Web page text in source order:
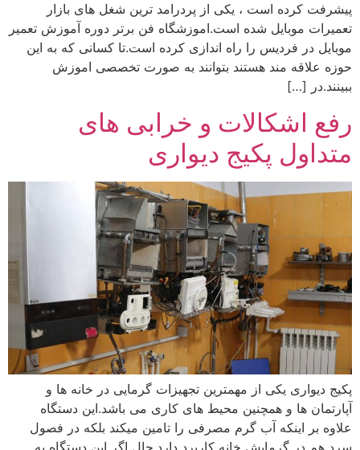
پیشرفت کرده است ، یکی از پردرامد ترین شغل های بازار
تعمیرات موبایل شده است.اموزشگاه فن برتر دوره آموزش تعمیر
موبایل در فردیس را راه اندازی کرده است.تا کسانی که به این
حوزه علاقه مند هستند بتوانند به صورت تخصصی اموزش
ببینند.در […]
رفع اشکالات و خرابی ‌های
متداول پکیج دیواری
پکیج دیواری یکی از مهمترین تجهیزات گرمایی در خانه ها و
آپارتمان ها و همچنین محیط های کاری می باشد.این دستگاه
علاوه بر اینکه آب گرم مصرفی را تامین میکند بلکه در فصول
سرد هم در گرمایش خانه کاربرد دارد.حال اگر این دستگاه به